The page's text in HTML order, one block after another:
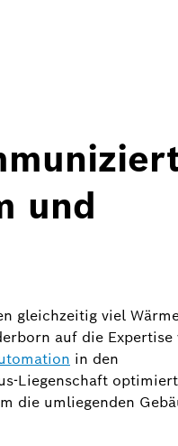
und
gleichzeitig viel
auf die Expertise
in den
Liegenschaft
die umliegenden